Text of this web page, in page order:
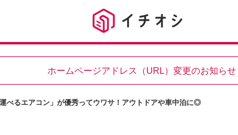
ホームページアドレス（URL）変更のお知らせ
運べるエアコン」が優秀ってウワサ！アウトドアや車中泊に◎